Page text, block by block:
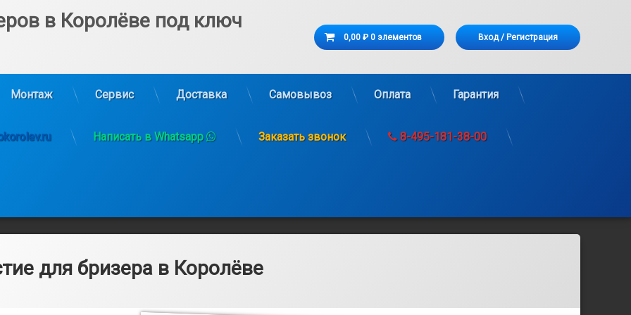
в Королёве под ключ Корзина
0,00 ₽ 0 элементов Вход/ Регистрация
Монтаж Сервис Доставка Самовывоз Оплата Гарантия
Написать в Whatsapp Заказать звонок 8-495-181-38-00
для бризера в Королёве